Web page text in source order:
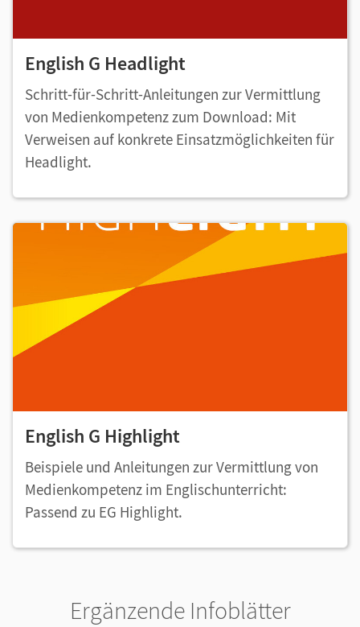
English G Headlight
Schritt-für-Schritt-Anleitungen zur Vermittlung
von Medienkompetenz zum Download: Mit
Verweisen auf konkrete Einsatzmöglichkeiten für
Headlight.
English G Highlight
Beispiele und Anleitungen zur Vermittlung von
Medienkompetenz im Englischunterricht:
Passend zu EG Highlight.
Ergänzende Infoblätter